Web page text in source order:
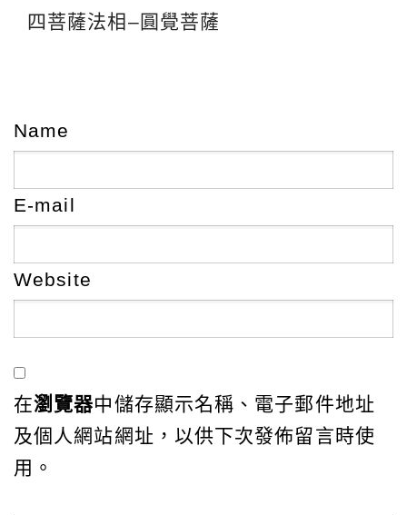
四菩薩法相–圓覺菩薩
Name
E-mail
Website
在瀏覽器中儲存顯示名稱、電子郵件地址
及個人網站網址，以供下次發佈留言時使
用。